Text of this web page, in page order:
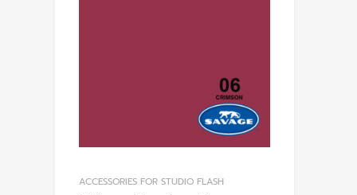
ACCESSORIES FOR STUDIO FLASH